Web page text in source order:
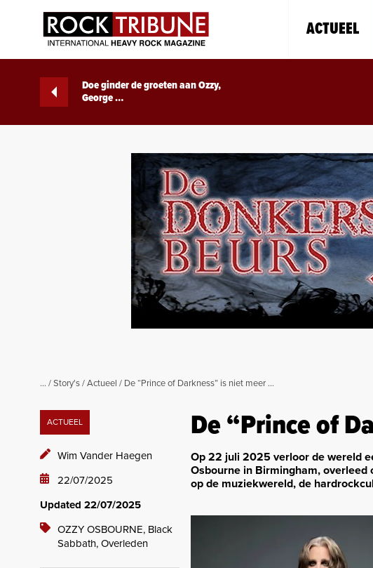
ACTUEEL
Doe ginder de groeten aan Ozzy,
George …
... /Story's/Actueel / De “Prince of Darkness” is niet meer …
ACTUEEL
Wim Vander Haegen
22/07/2025
Updated 22/07/2025
OZZY OSBOURNE, Black
Sabbath, Overleden
De “Prince of
Op 22 juli 2025 verloor de wereld
Osbourne in Birmingham,
op de muziekwereld, de